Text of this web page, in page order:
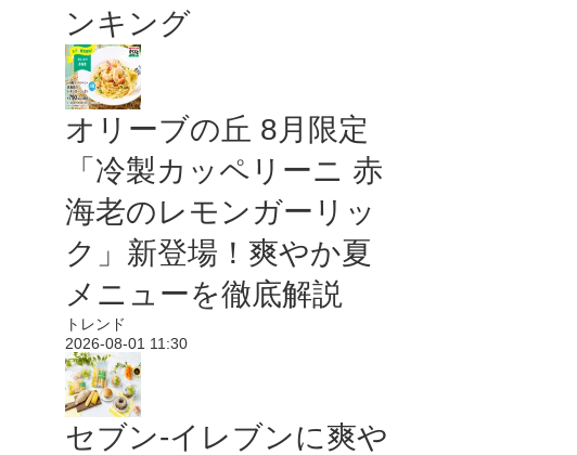
ンキング
オリーブの丘 8月限定
「冷製カッペリーニ 赤
海老のレモンガーリッ
ク」新登場！爽やか夏
メニューを徹底解説
トレンド
2026-08-01 11:30
セブン‐イレブンに爽や